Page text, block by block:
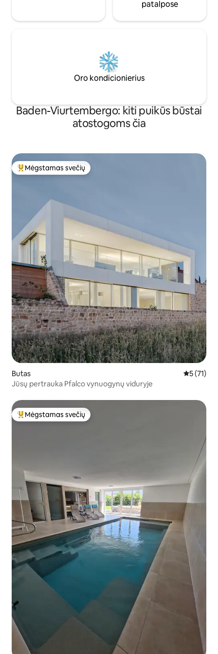
patalpose
Oro kondicionierius
Baden-Viurtembergo: kiti puikūs būstai
atostogoms čia
Svečių mėgstamiausias
Mėgstamas svečių
Butas Vidutinis
5 (71)
Jūsų pertrauka Pfalco vynuogynų viduryje
Svečių mėgstamiausias
Mėgstamas svečių